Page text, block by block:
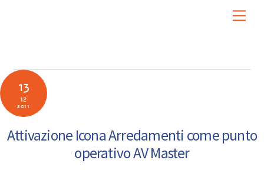
13
12
2011
Attivazione Icona Arredamenti come punto
operativo AV Master